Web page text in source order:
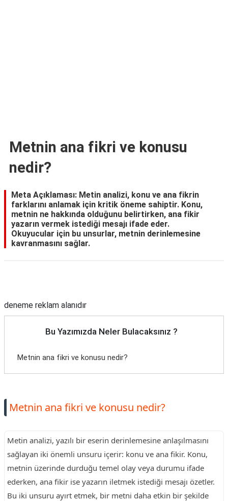
Metnin ana fikri ve konusu
nedir?
Meta Açıklaması: Metin analizi, konu ve ana fikrin
farklarını anlamak için kritik öneme sahiptir. Konu,
metnin ne hakkında olduğunu belirtirken, ana fikir
yazarın vermek istediği mesajı ifade eder.
Okuyucular için bu unsurlar, metnin derinlemesine
kavranmasını sağlar.
deneme reklam alanıdır
Bu Yazımızda Neler Bulacaksınız ?
Metnin ana fikri ve konusu nedir?
Metnin ana fikri ve konusu nedir?
Metin analizi, yazılı bir eserin derinlemesine anlaşılmasını
sağlayan iki önemli unsuru içerir: konu ve ana fikir. Konu,
metnin üzerinde durduğu temel olay veya durumu ifade
ederken, ana fikir ise yazarın iletmek istediği mesajı özetler.
Bu iki unsuru ayırt etmek, bir metni daha etkin bir şekilde